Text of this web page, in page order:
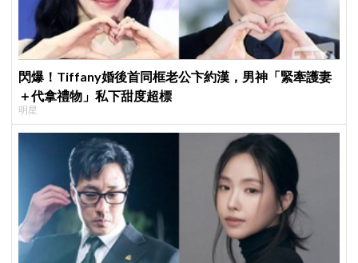
閃爆！Tiffany婚後首同框老公卞約漢，男神「緊牽護妻
＋代拿禮物」私下甜度超標
明星